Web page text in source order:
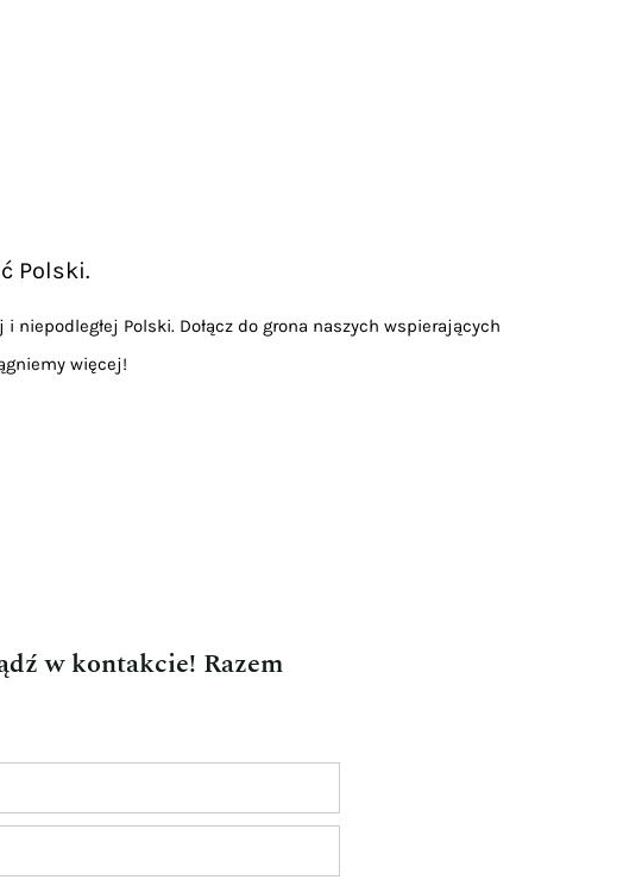
Polski.
Polski. Dołącz do grona naszych wspierających
więcej!
w kontakcie! Razem